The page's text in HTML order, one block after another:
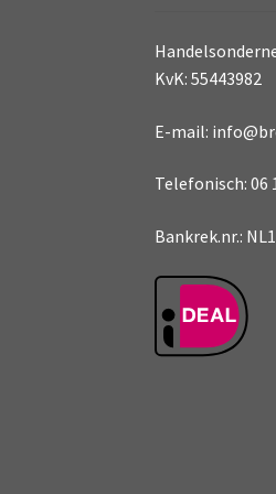
KvK: 55443982
E-mail:
Telefonisch: 06
Bankrek.nr.: